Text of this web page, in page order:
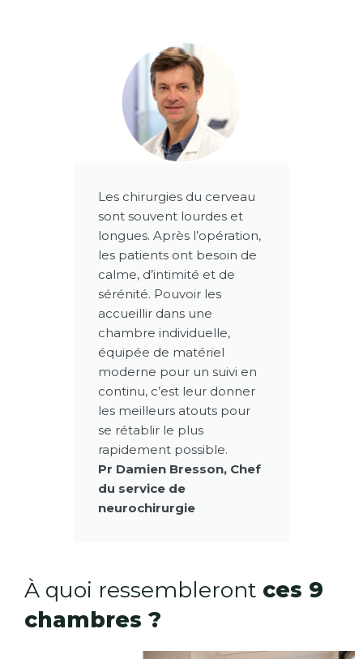
Les chirurgies du cerveau
sont souvent lourdes et
longues. Après l’opération,
les patients ont besoin de
calme, d’intimité et de
sérénité. Pouvoir les
accueillir dans une
chambre individuelle,
équipée de matériel
moderne pour un suivi en
continu, c’est leur donner
les meilleurs atouts pour
se rétablir le plus
rapidement possible.
Pr Damien Bresson, Chef
du service de
neurochirurgie
À quoi ressembleront ces 9
chambres ?